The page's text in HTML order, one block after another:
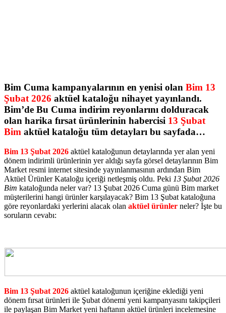
Bim Cuma kampanyalarının en yenisi olan Bim 13
Şubat 2026 aktüel kataloğu nihayet yayınlandı.
Bim’de Bu Cuma indirim reyonlarını dolduracak
olan harika fırsat ürünlerinin habercisi 13 Şubat
Bim aktüel kataloğu tüm detayları bu sayfada…
Bim 13 Şubat 2026 aktüel kataloğunun detaylarında yer alan yeni
dönem indirimli ürünlerinin yer aldığı sayfa görsel detaylarının Bim
Market resmi internet sitesinde yayınlanmasının ardından Bim
Aktüel Ürünler Kataloğu içeriği netleşmiş oldu. Peki 13 Şubat 2026
Bim kataloğunda neler var? 13 Şubat 2026 Cuma günü Bim market
müşterilerini hangi ürünler karşılayacak? Bim 13 Şubat kataloğuna
göre reyonlardaki yerlerini alacak olan aktüel ürünler neler? İşte bu
soruların cevabı:
Bim 13 Şubat 2026 aktüel kataloğunun içeriğine eklediği yeni
dönem fırsat ürünleri ile Şubat dönemi yeni kampanyasını takipçileri
ile paylaşan Bim Market yeni haftanın aktüel ürünleri incelemesine